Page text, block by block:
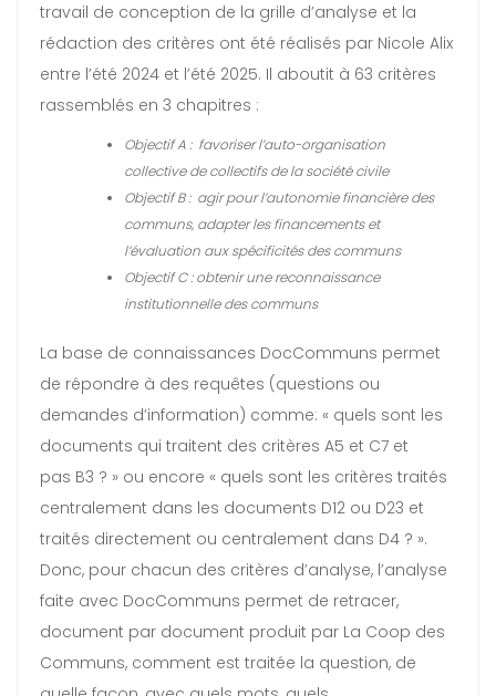
travail de conception de la grille d’analyse et la
rédaction des critères ont été réalisés par Nicole Alix
entre l’été 2024 et l’été 2025. Il aboutit à 63 critères
rassemblés en 3 chapitres :
Objectif A : favoriser l’auto-organisation
collective de collectifs de la société civile
Objectif B : agir pour l’autonomie financière des
communs, adapter les financements et
l’évaluation aux spécificités des communs
Objectif C : obtenir une reconnaissance
institutionnelle des communs
La base de connaissances DocCommuns permet
de répondre à des requêtes (questions ou
demandes d’information) comme: « quels sont les
documents qui traitent des critères A5 et C7 et
pas B3 ? » ou encore « quels sont les critères traités
centralement dans les documents D12 ou D23 et
traités directement ou centralement dans D4 ? ».
Donc, pour chacun des critères d’analyse, l’analyse
faite avec DocCommuns permet de retracer,
document par document produit par La Coop des
Communs, comment est traitée la question, de